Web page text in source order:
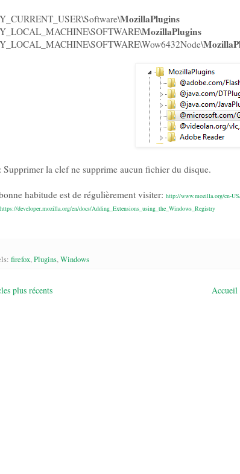
MozillaPlugins
MozillaPlugins
Supprimer la clef ne supprime aucun fichier du disque.
habitude est de régulièrement visiter: http://www.mozilla.org/en-
https://developer.mozilla.org/en/docs/Adding_Extensions_using_the_Windows_Registry
firefox,Plugins,Windows
plus récents Accueil